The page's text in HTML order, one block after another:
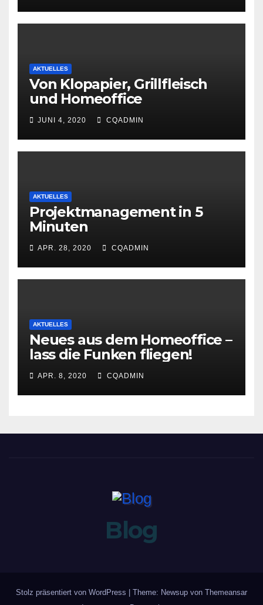
AKTUELLES
Von Klopapier, Grillfleisch
und Homeoffice
JUNI 4, 2020 CQADMIN
AKTUELLES
Projektmanagement in 5
Minuten
APR. 28, 2020 CQADMIN
AKTUELLES
Neues aus dem Homeoffice –
lass die Funken fliegen!
APR. 8, 2020 CQADMIN
Blog
Stolz präsentiert von WordPress Theme: Newsup von Themeansar